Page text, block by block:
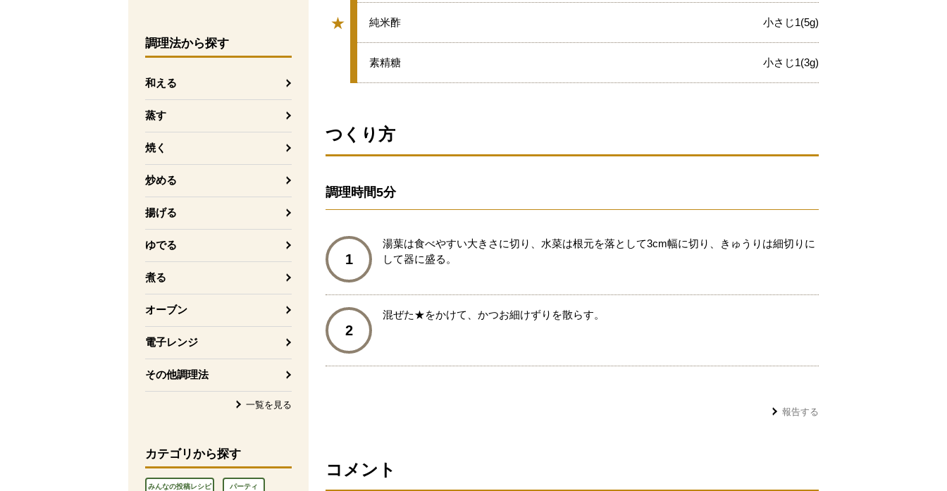
調理法から探す
和える
蒸す
焼く
炒める
揚げる
ゆでる
煮る
オーブン
電子レンジ
その他調理法
一覧を見る
カテゴリから探す
みんなの投稿レシピ パーティ
★
グループ
★
純米酢 小さじ1(5g)
★
素精糖 小さじ1(3g)
つくり方
調理時間5分
1
湯葉は食べやすい大きさに切り、水菜は根元を落として3cm幅に切り、きゅうりは細切りに
して器に盛る。
2
混ぜた★をかけて、かつお細けずりを散らす。
報告する
コメント